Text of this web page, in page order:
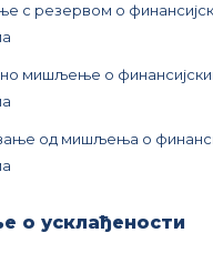
с резервом о
мишљење о
од мишљења о
о усклађености